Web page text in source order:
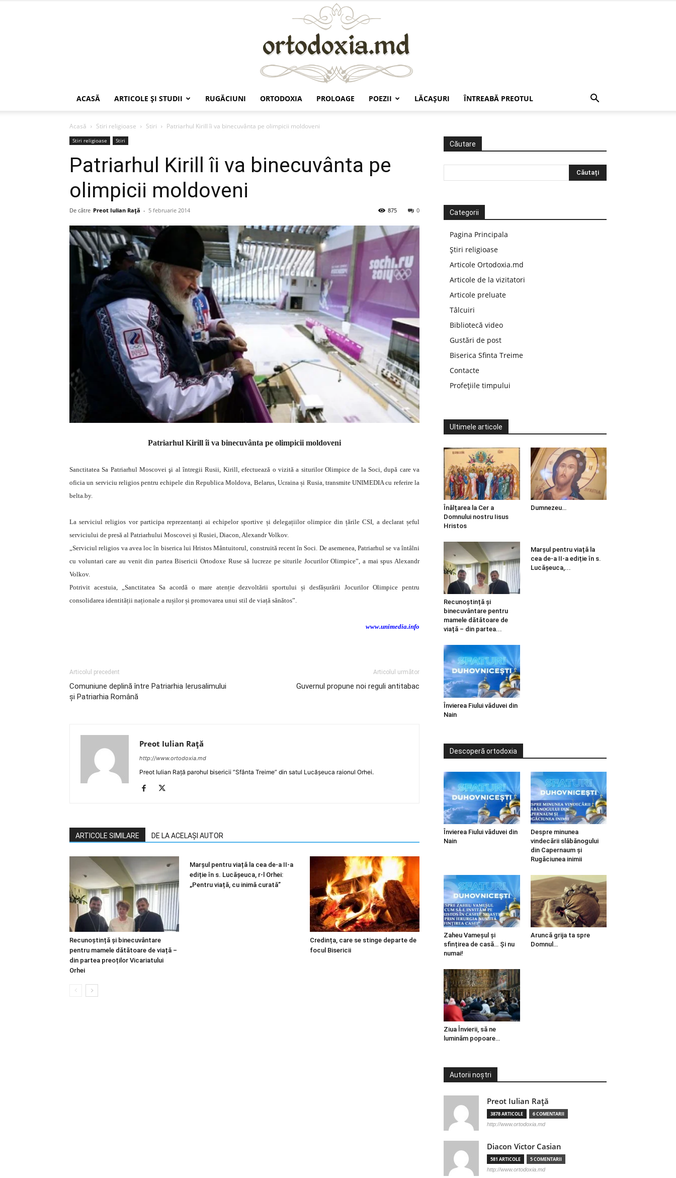
ACASĂ ARTICOLE ŞI STUDII RUGĂCIUNI ORTODOXIA PROLOAGE POEZII LĂCAŞURI ÎNTREABĂ PREOTUL
Acasă Stiri religioase Stiri Patriarhul Kirill îi va binecuvânta pe olimpicii moldoveni
Stiri religioase Stiri
Patriarhul Kirill îi va binecuvânta pe
olimpicii moldoveni
De către Preot Iulian Raţă - 5 februarie 2014 0
875
Patriarhul Kirill îi va binecuvânta pe olimpicii moldoveni
Sanctitatea Sa Patriarhul Moscovei şi al întregii Rusii, Kirill, efectuează o vizită a siturilor Olimpice de la Soci, după care va
oficia un serviciu religios pentru echipele din Republica Moldova, Belarus, Ucraina și Rusia, transmite UNIMEDIA cu referire la
belta.by.
La serviciul religios vor participa reprezentanți ai echipelor sportive și delegațiilor olimpice din țările CSI, a declarat șeful
serviciului de presă al Patriarhului Moscovei și Rusiei, Diacon, Alexandr Volkov.
„Serviciul religios va avea loc în biserica lui Hristos Mântuitorul, construită recent în Soci. De asemenea, Patriarhul se va întâlni
cu voluntari care au venit din partea Bisericii Ortodoxe Ruse să lucreze pe siturile Jocurilor Olimpice”, a mai spus Alexandr
Volkov.
Potrivit acestuia, „Sanctitatea Sa acordă o mare atenție dezvoltării sportului și desfășurării Jocurilor Olimpice pentru
consolidarea identității naționale a rușilor și promovarea unui stil de viață sănătos”.
www.unimedia.info
Articolul precedent
Comuniune deplină între Patriarhia Ierusalimului
şi Patriarhia Română
Articolul următor
Guvernul propune noi reguli antitabac
Preot Iulian Raţă
http://www.ortodoxia.md
Preot Iulian Rață parohul bisericii ”Sfânta Treime” din satul Lucășeuca raionul Orhei.
ARTICOLE SIMILARE DE LA ACELAȘI AUTOR
Recunoștință și binecuvântare
pentru mamele dătătoare de viață –
din partea preoților Vicariatului
Orhei
Marșul pentru viață la cea de-a II-a
ediție în s. Lucășeuca, r-l Orhei:
„Pentru viață, cu inimă curată”
Credința, care se stinge departe de
focul Bisericii
Căutare
Categorii
Pagina Principala
Știri religioase
Articole Ortodoxia.md
Articole de la vizitatori
Articole preluate
Tâlcuiri
Bibliotecă video
Gustări de post
Biserica Sfinta Treime
Contacte
Profețiile timpului
Ultimele articole
Înălțarea la Cer a
Domnului nostru Iisus
Hristos
Dumnezeu…
Recunoștință și
binecuvântare pentru
mamele dătătoare de
viață – din partea...
Marșul pentru viață la
cea de-a II-a ediție în s.
Lucășeuca,...
Învierea Fiului văduvei din
Nain
Descoperă ortodoxia
Învierea Fiului văduvei din
Nain
Despre minunea
vindecării slăbănogului
din Capernaum și
Rugăciunea inimii
Zaheu Vameșul și
sfințirea de casă… Și nu
numai!
Aruncă grija ta spre
Domnul…
Ziua Învierii, să ne
luminăm popoare…
Autorii noștri
Preot Iulian Raţă
3878 ARTICOLE 6 COMENTARII
http://www.ortodoxia.md
Diacon Victor Casian
581 ARTICOLE 5 COMENTARII
http://www.ortodoxia.md